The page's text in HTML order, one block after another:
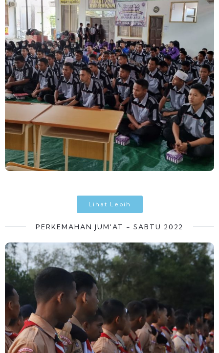
Lihat Lebih
PERKEMAHAN JUM'AT - SABTU 2022